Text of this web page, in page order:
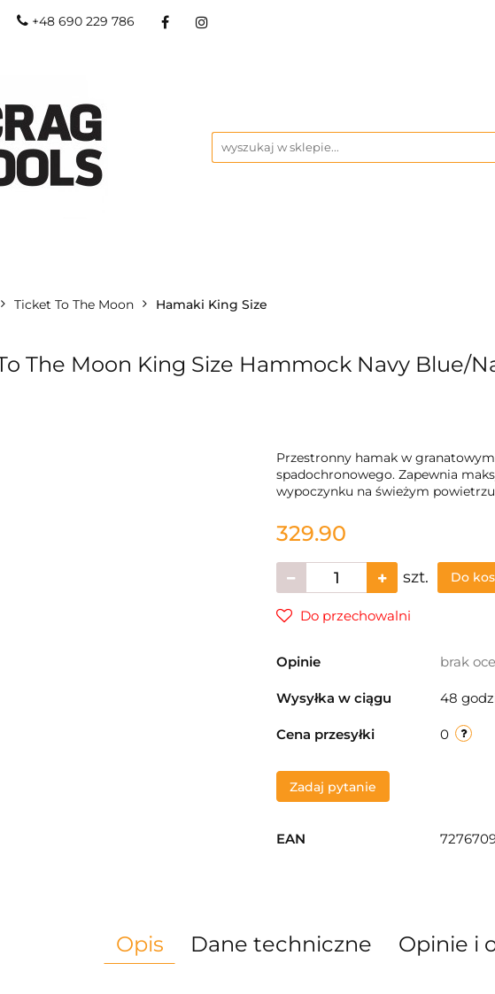
+48 690 229 786
NOWOŚCI OSTRZA I NARZĘDZIA
Ticket To The Moon Hamaki King Size
The Moon King Size Hammock Navy Blue/
Przestronny hamak w
spadochronowego. Zapewnia
wypoczynku na świeżym
329.90
szt. Do
Do przechowalni
Opinie brak
Wysyłka w ciągu 48
Cena przesyłki 0
Zadaj pytanie
EAN
Opis Dane techniczne Opinie i